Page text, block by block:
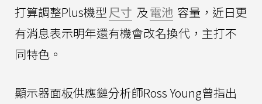
打算調整Plus機型 尺寸 及電池 容量，近日更
有消息表示明年還有機會改名換代，主打不
同特色。
顯示器面板供應鏈分析師Ross Young曾指出